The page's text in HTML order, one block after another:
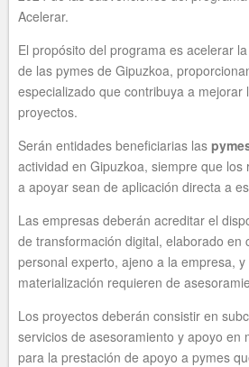
Acelerar.
El propósito del programa es acelerar
de las pymes de Gipuzkoa,
especializado que contribuya a mejorar
proyectos.
Serán entidades beneficiarias las
actividad en Gipuzkoa, siempre que los
a apoyar sean de aplicación directa a
Las empresas deberán acreditar el
de transformación digital, elaborado en
personal experto, ajeno a la empresa, y
materialización requieren de
Los proyectos deberán consistir en
servicios de asesoramiento y apoyo en
para la prestación de apoyo a pymes